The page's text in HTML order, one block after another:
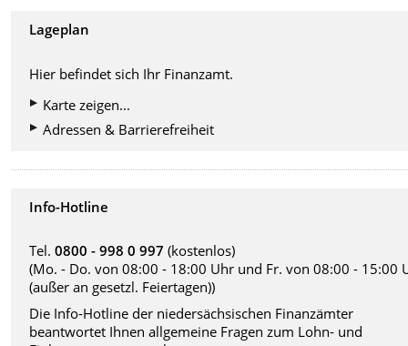
Lageplan
Hier befindet sich Ihr Finanzamt.
Karte zeigen...
Adressen & Barrierefreiheit
Info-Hotline
Tel.0800 - 998 0 997 (kostenlos)
(Mo. - Do. von 08:00 - 18:00 Uhr und Fr. von 08:00 - 15:00
(außer an gesetzl. Feiertagen))
Die Info-Hotline der niedersächsischen Finanzämter
beantwortet Ihnen allgemeine Fragen zum Lohn- und